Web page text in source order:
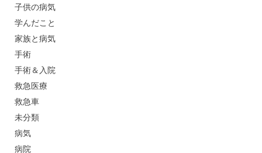
子供の病気
学んだこと
家族と病気
手術
手術＆入院
救急医療
救急車
未分類
病気
病院